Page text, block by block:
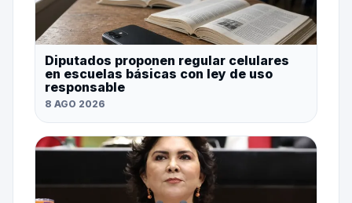
Diputados proponen regular celulares
en escuelas básicas con ley de uso
responsable
8 AGO 2026